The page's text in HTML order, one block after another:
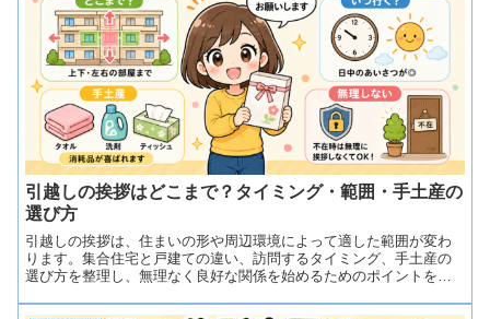
引越しの挨拶はどこまで？タイミング・範囲・手土産の
選び方
引越しの挨拶は、住まいの形や周辺環境によって適した範囲が変わ
ります。集合住宅と戸建ての違い、訪問するタイミング、手土産の
選び方を整理し、無理なく良好な関係を始めるためのポイントを紹